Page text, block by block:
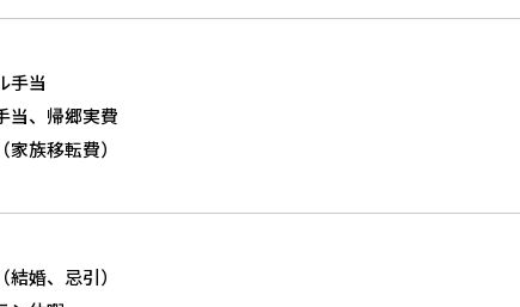
手当
当、帰郷実費
族移転費）
婚、忌引）